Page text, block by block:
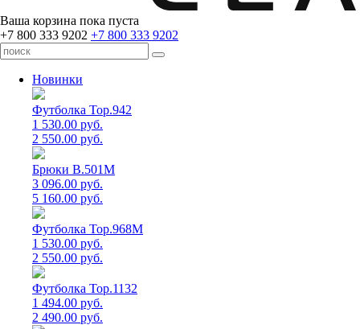
Ваша корзина пока пуста
+7 800 333 9202 +7 800 333 9202
Новинки
Футболка Top.942
1 530.00 руб.
2 550.00 руб.
Брюки B.501M
3 096.00 руб.
5 160.00 руб.
Футболка Top.968M
1 530.00 руб.
2 550.00 руб.
Футболка Top.1132
1 494.00 руб.
2 490.00 руб.